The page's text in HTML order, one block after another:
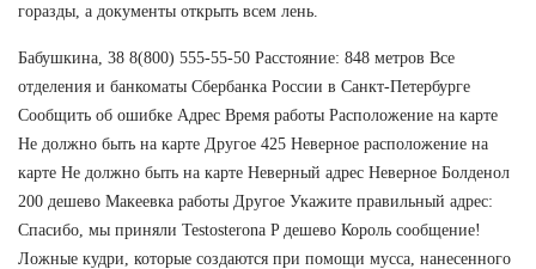
горазды, а документы открыть всем лень.
Бабушкина, 38 8(800) 555-55-50 Расстояние: 848 метров Все
отделения и банкоматы Сбербанка России в Санкт-Петербурге
Сообщить об ошибке Адрес Время работы Расположение на карте
Не должно быть на карте Другое 425 Неверное расположение на
карте Не должно быть на карте Неверный адрес Неверное Болденол
200 дешево Макеевка работы Другое Укажите правильный адрес:
Спасибо, мы приняли Testosterona P дешево Король сообщение!
Ложные кудри, которые создаются при помощи мусса, нанесенного